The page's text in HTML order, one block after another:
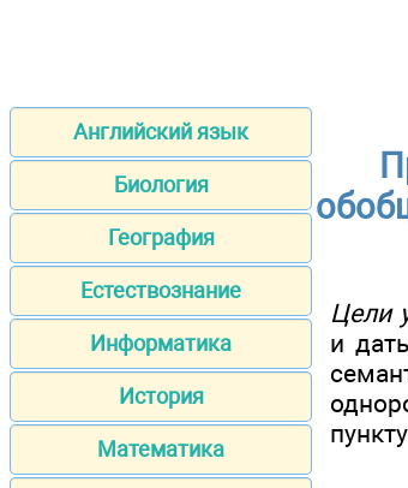
Английский язык
Биология
География
Естествознание
Информатика
История
Математика
Цели
и